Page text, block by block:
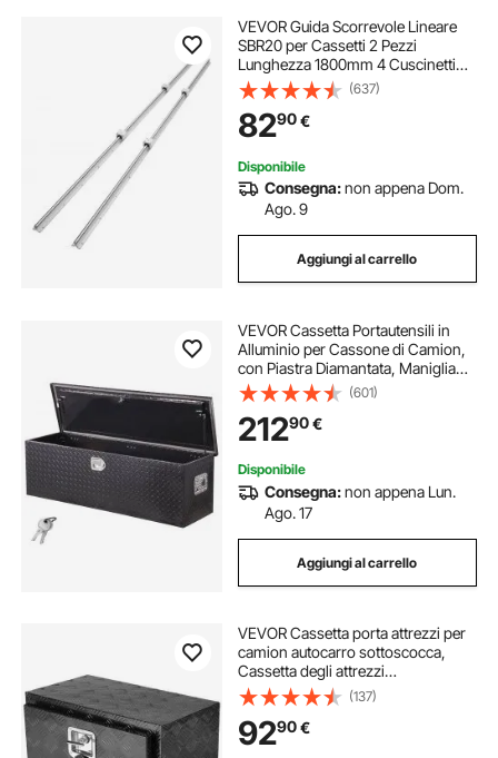
VEVOR Guida Scorrevole Lineare
SBR20 per Cassetti 2 Pezzi
Lunghezza 1800mm 4 Cuscinetti
SBR20UU, Binario di Guida 2 Pz per
Scorrimento per Cassetti Mobili in
Acciaio al Carbonio Carico Statico
882N
(637)
8290€
Disponibile
Consegna:non appena Dom.
Ago. 9
Aggiungi al carrello
VEVOR Cassetta Portautensili in
Alluminio per Cassone di Camion,
con Piastra Diamantata, Maniglia
Laterale e Chiavi di Blocco,
Organizzatore per Rimorchi,
Camper, 1244,6 x 381 x 381 mm,
Nero
(601)
21290€
Disponibile
Consegna:non appena Lun.
Ago. 17
Aggiungi al carrello
VEVOR Cassetta porta attrezzi per
camion autocarro sottoscocca,
Cassetta degli attrezzi
61,2x31x36cm, Scatola
portaoggetti per pick-up, Lega di
alluminio, Cassetta porta attrezzi
carico 30 kg
(137)
9290€